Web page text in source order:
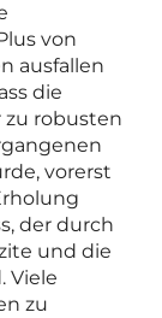
von
ausfallen
die
zu robusten
vorerst
der durch
und die
Viele
zu